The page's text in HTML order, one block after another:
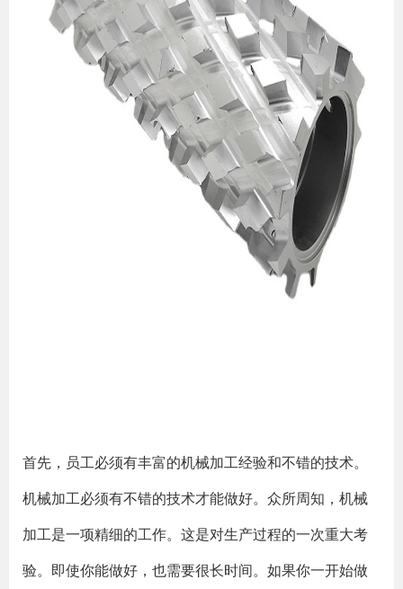
首先，员工必须有丰富的机械加工经验和不错的技术。
机械加工必须有不错的技术才能做好。众所周知，机械
加工是一项精细的工作。这是对生产过程的一次重大考
验。即使你能做好，也需要很长时间。如果你一开始做